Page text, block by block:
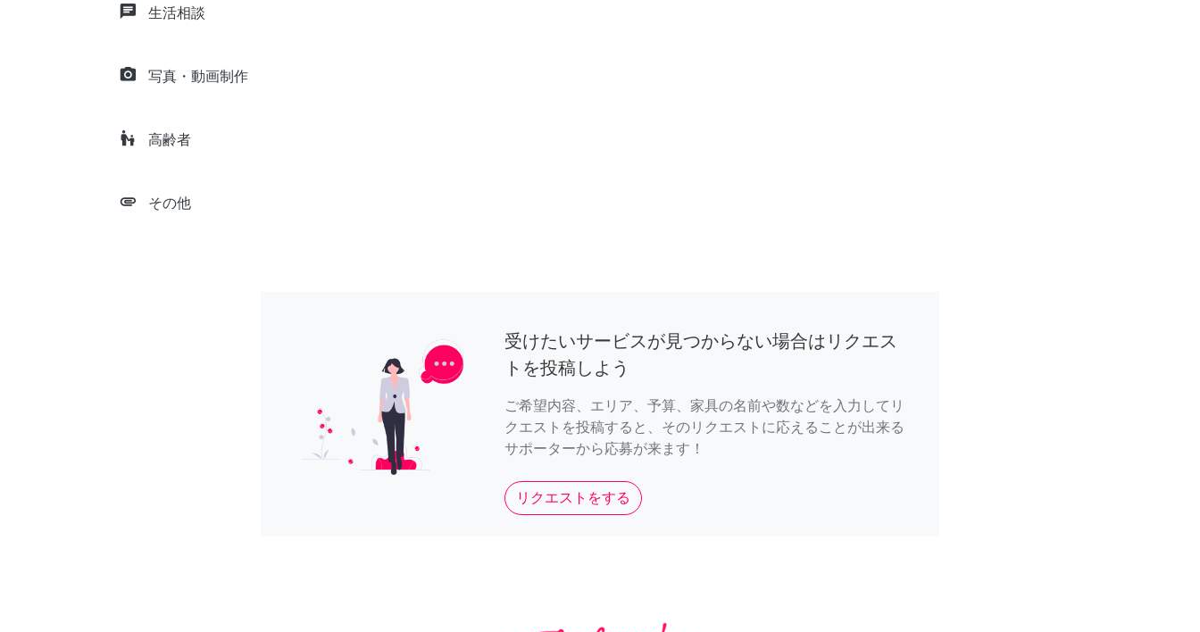
chat 生活相談
camera_alt 写真・動画制作
escalator_warning 高齢者
attachment その他
受けたいサービスが見つからない場合はリクエス
トを投稿しよう
ご希望内容、エリア、予算、家具の名前や数などを入力してリ
クエストを投稿すると、そのリクエストに応えることが出来る
サポーターから応募が来ます！
リクエストをする